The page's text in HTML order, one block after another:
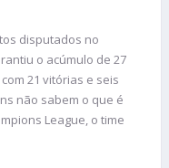
disputados no
o acúmulo de 27
21 vitórias e seis
não sabem o que é
League, o time